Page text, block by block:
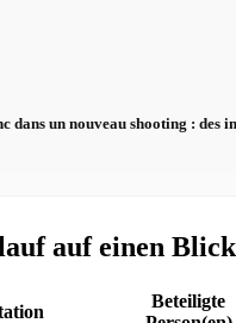
dans un nouveau shooting : des
auf einen Blick
Beteiligte